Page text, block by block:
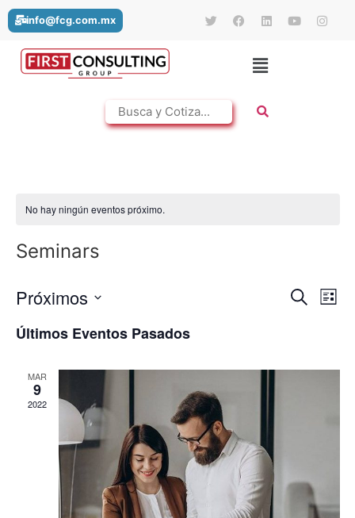
info@fcg.com.mx
No hay ningún eventos próximo.
Seminars
Buscar
de
Lista
Próximos
fecha.
Últimos Eventos Pasados
MAR
9
2022